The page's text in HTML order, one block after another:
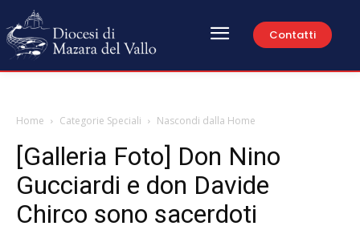
Contatti
Home Categorie Speciali Nascondi dalla Home
[Galleria Foto] Don Nino
Gucciardi e don Davide
Chirco sono sacerdoti